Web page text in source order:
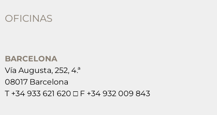
OFICINAS
BARCELONA
Vía Augusta, 252, 4.ª
08017 Barcelona
T +34 933 621 620 □ F +34 932 009 843